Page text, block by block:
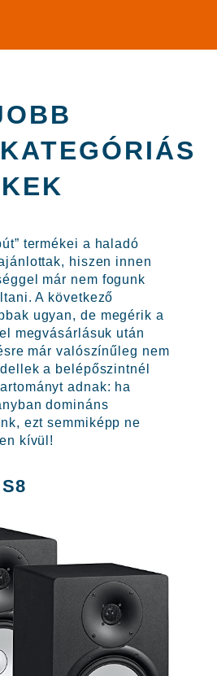
termékei a haladó
hiszen innen
már nem fogunk
A következő
ugyan, de megérik a
megvásárlásuk után
már valószínűleg nem
a belépőszintnél
adnak: ha
domináns
ezt semmiképp ne
kívül!